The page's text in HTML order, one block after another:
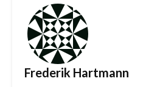
Frederik Hartmann